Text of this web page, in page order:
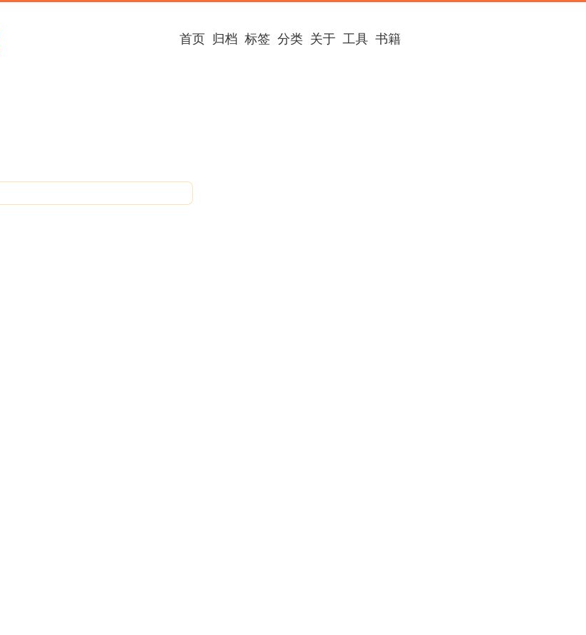
首页 归档 标签 分类 关于 工具 书籍